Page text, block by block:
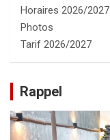
Horaires 2026/2027
Photos
Tarif 2026/2027
Rappel